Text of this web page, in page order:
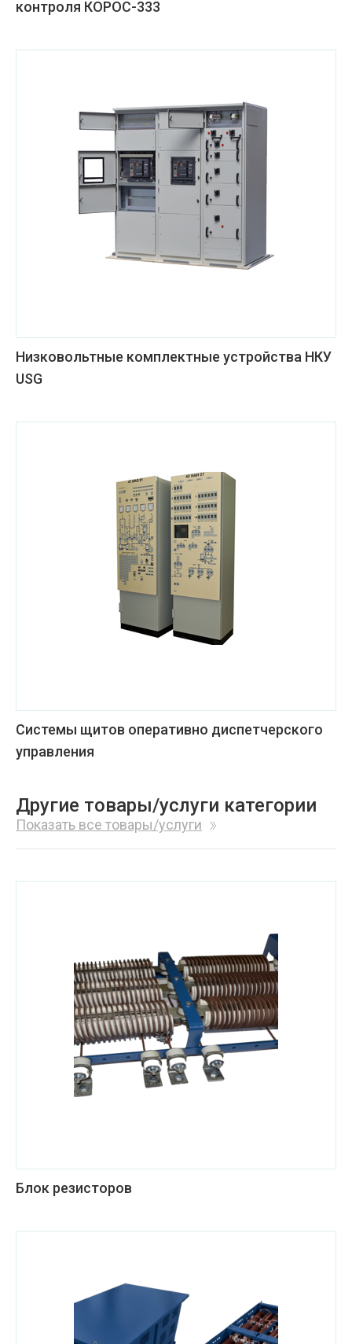
контроля КОРОС-333
Низковольтные комплектные устройства НКУ
USG
Системы щитов оперативно диспетчерского
управления
Другие товары/услуги категории
Показать все товары/услуги
Блок резисторов